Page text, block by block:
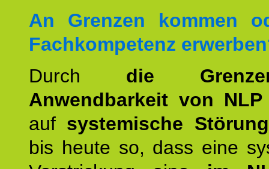
An Grenzen kommen
Fachkompetenz
Durch die
Anwendbarkeit von NLP
auf systemische
bis heute so, dass eine